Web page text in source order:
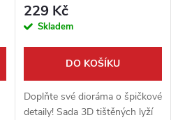
229 Kč
Skladem
DO KOŠÍKU
Doplňte své dioráma o špičkové
detaily! Sada 3D tištěných lyží